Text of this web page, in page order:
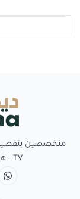
متخصصين بتفصيل
TV - هيدبورد ) توريد منتجات وبدائل الديكور